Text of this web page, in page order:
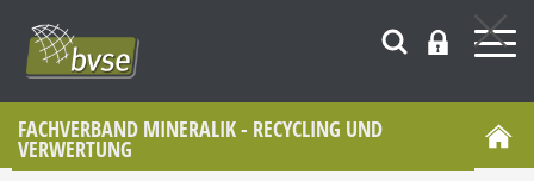
FACHVERBAND MINERALIK - RECYCLING UND
VERWERTUNG